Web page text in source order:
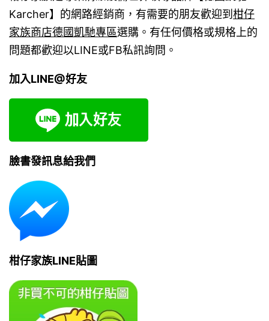
Karcher】的網路經銷商，有需要的朋友歡迎到 柑仔
家族商店德國凱馳專區選購。有任何價格或規格上的
問題都歡迎以LINE或FB私訊詢問。
加入LINE@好友
臉書發訊息給我們
柑仔家族LINE貼圖